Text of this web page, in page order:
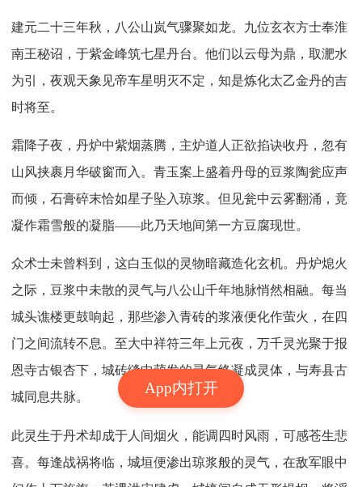
App内打开
建元二十三年秋，八公山岚气骤聚如龙。九位玄衣方士奉淮
南王秘诏，于紫金峰筑七星丹台。他们以云母为鼎，取淝水
为引，夜观天象见帝车星明灭不定，知是炼化太乙金丹的吉
时将至。
霜降子夜，丹炉中紫烟蒸腾，主炉道人正欲掐诀收丹，忽有
山风挟裹月华破窗而入。青玉案上盛着丹母的豆浆陶瓮应声
而倾，石膏碎末恰如星子坠入琼浆。但见瓮中云雾翻涌，竟
凝作霜雪般的凝脂——此乃天地间第一方豆腐现世。
众术士未曾料到，这白玉似的灵物暗藏造化玄机。丹炉熄火
之际，豆浆中未散的灵气与八公山千年地脉悄然相融。每当
城头谯楼更鼓响起，那些渗入青砖的浆液便化作萤火，在四
门之间流转不息。至大中祥符三年上元夜，万千灵光聚于报
恩寺古银杏下，城砖缝中萌发的灵气终凝成灵体，与寿县古
城同息共脉。
此灵生于丹术却成于人间烟火，能调四时风雨，可感苍生悲
喜。每逢战祸将临，城垣便渗出琼浆般的灵气，在敌军眼中